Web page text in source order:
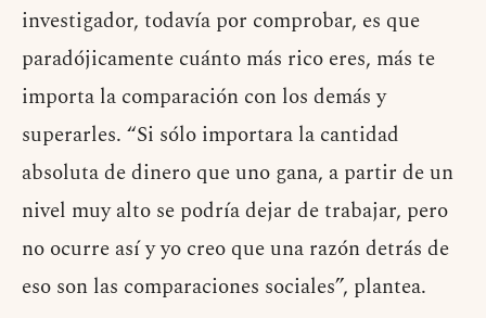
investigador, todavía por comprobar, es que
paradójicamente cuánto más rico eres, más te
importa la comparación con los demás y
superarles. “Si sólo importara la cantidad
absoluta de dinero que uno gana, a partir de un
nivel muy alto se podría dejar de trabajar, pero
no ocurre así y yo creo que una razón detrás de
eso son las comparaciones sociales”, plantea.